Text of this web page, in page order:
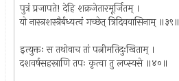
पुत्रं प्रजापते! देहि शक्रजेतारमूर्जितम् ।
यो नास्त्रशस्त्रैर्बध्यत्वं गच्छेत्‌ त्रिदिववासिनाम् ॥३९॥
इत्युक्तः स तथोवाच तां पत्नीमतिदुःखिताम् ।
दशवर्षसहस्राणि तपः कृत्वा तु लप्स्यसे ॥४०॥